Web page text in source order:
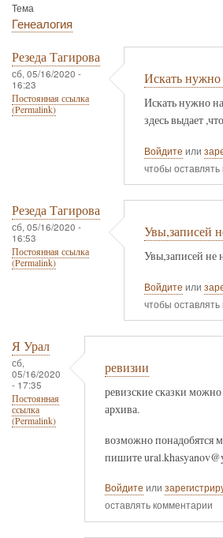
Тема
Генеалогия
Резеда Тагирова
сб, 05/16/2020 -
16:23
Постоянная ссылка
(Permalink)
Искать нужно
Искать нужно
здесь выдает
Войдите или
чтобы
Резеда Тагирова
сб, 05/16/2020 -
16:53
Постоянная ссылка
(Permalink)
Увы,записей
Увы,записей не
Войдите или
чтобы
Я Урал
сб,
05/16/2020
- 17:35
Постоянная
ссылка
(Permalink)
ревизии
ревизские сказки
архива.
возможно понадобятся
пишите
Войдите или
оставлять комментарии